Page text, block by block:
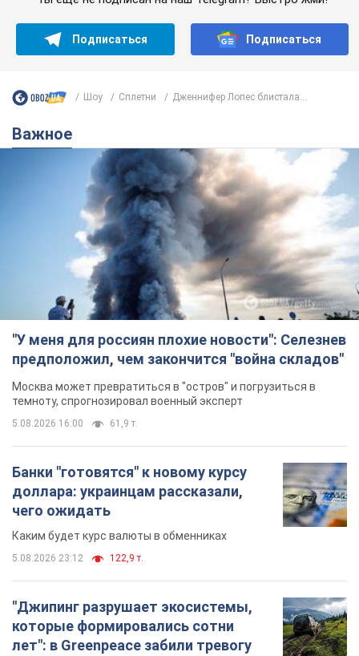
"У меня для россиян плохие новости": Селезнев
предположил, чем закончится "война складов"
Москва может превратиться в "остров" и погрузиться в
темноту, спрогнозировал военный эксперт
61,9 т.
Банки "готовятся" к новому курсу
доллара: украинцам рассказали,
чего ожидать
5.08.2026 23:12 122,9 т.
"Джипинг разрушает экосистемы,
которые формировались сотни
лет": в Greenpeace забили тревогу
В высокогорье расположены альпийские и
комплексы, которые формировались на протяжении сотен
лет
5.08.2026 23:00 1,8 т.